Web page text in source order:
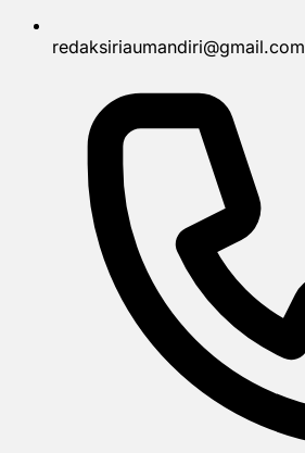
redaksiriaumandiri@gmail.com